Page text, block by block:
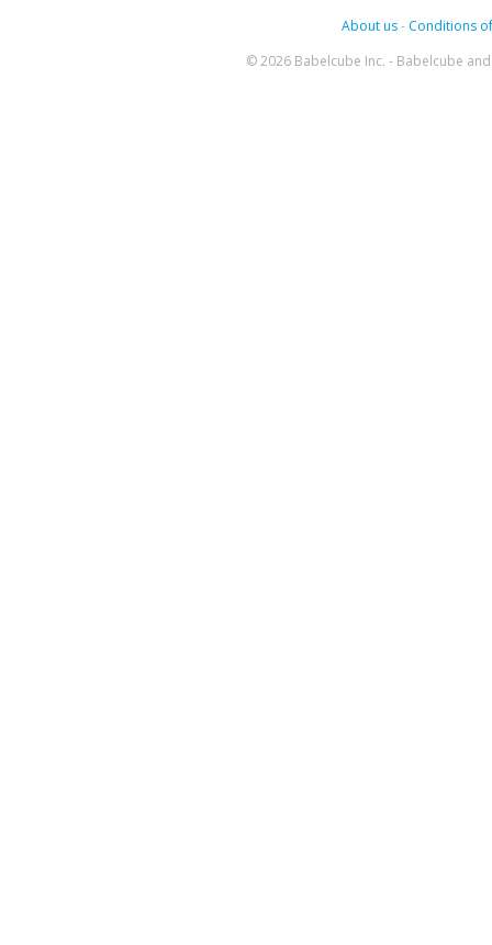
About us- Conditions
© 2026 Babelcube Inc. - Babelcube